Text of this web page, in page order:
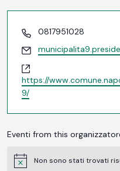
Telefono
0817951028
Email
https://
9/
Eventi from this
NoticeNon sono stati trovati